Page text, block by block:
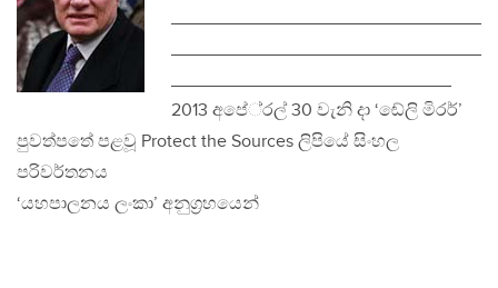
2013 අපේ‍්‍රල් 30 වැනි දා ‘ඬේලි මිරර්’
පුවත්පතේ පළවූ Protect the Sources ලිපියේ සිංහල
පරිවර්තනය
‘යහපාලනය ලංකා’ අනුග‍්‍රහයෙන්